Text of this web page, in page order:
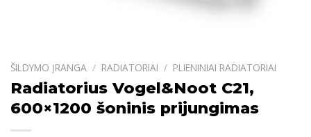
ŠILDYMO ĮRANGA / RADIATORIAI / PLIENINIAI RADIATORIAI
Radiatorius Vogel&Noot C21,
600×1200 šoninis prijungimas